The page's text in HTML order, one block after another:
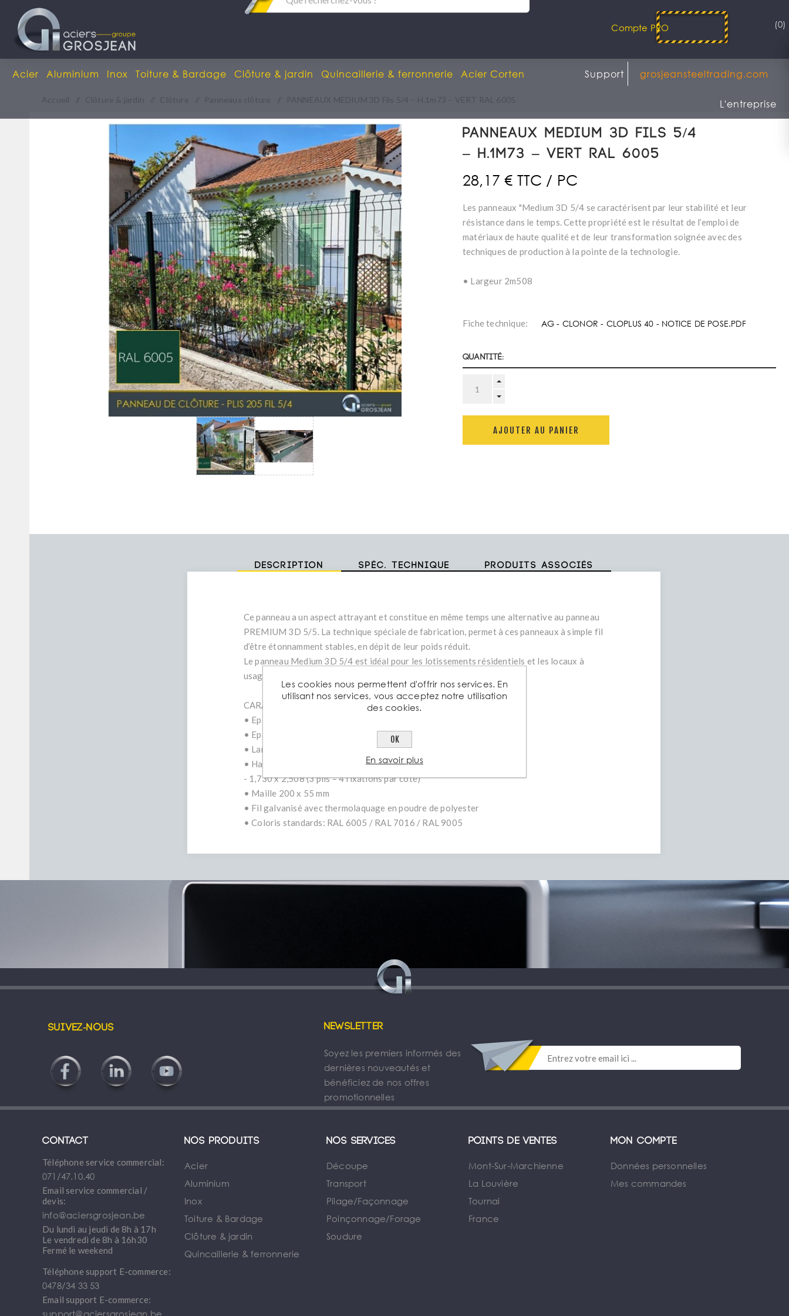
Compte PRO (0)
Acier Aluminium Inox Toiture & Bardage Clôture & jardin Quincaillerie & ferronnerie Acier Corten grosjeansteeltrading.com
Support
L'entreprise
Accueil Clôture & jardin Clôture Panneaux clôture PANNEAUX MEDIUM 3D Fils 5/4 – H.1m73 – VERT RAL 6005
PANNEAUX MEDIUM 3D Fils 5/4
– H.1m73 – VERT RAL 6005
28,17 € TTC / PC
Les panneaux "Medium 3D 5/4 se caractérisent par leur stabilité et leur
résistance dans le temps. Cette propriété est le résultat de l’emploi de
matériaux de haute qualité et de leur transformation soignée avec des
techniques de production à la pointe de la technologie.
• Largeur 2m508
Fiche technique: AG - CLONOR - CLOPLUS 40 - NOTICE DE POSE.PDF
Quantité:
AJOUTER AU PANIER
Description Spéc. technique Produits associés
Ce panneau a un aspect attrayant et constitue en même temps une alternative au panneau
PREMIUM 3D 5/5. La technique spéciale de fabrication, permet à ces panneaux à simple fil
d’être étonnamment stables, en dépit de leur poids réduit.
Le panneau Medium 3D 5/4 est idéal pour les lotissements résidentiels et les locaux à
usage professionnel.
CARACTÉRISTIQUES TECHNIQUES
• Epaisseur du fil horizontal Approx. 5 mm
• Epaisseur du fil vertical Approx. 4 mm
• Largeur 2m508
• Hauteur
- 1,730 x 2,508 (3 plis – 4 fixations par côté)
• Maille 200 x 55 mm
• Fil galvanisé avec thermolaquage en poudre de polyester
• Coloris standards: RAL 6005 / RAL 7016 / RAL 9005
Suivez-nous Newsletter
Soyez les premiers informés des
dernières nouveautés et
bénéficiez de nos offres
promotionnelles
Contact
Téléphone service commercial:
071/47.10.40
Email service commercial /
devis:
info@aciersgrosjean.be
Du lundi au jeudi de 8h à 17h
Le vendredi de 8h à 16h30
Fermé le weekend
Téléphone support E-commerce:
0478/34 33 53
Email support E-commerce:
Nos produits
Acier
Aluminium
Inox
Toiture & Bardage
Clôture & jardin
Quincaillerie & ferronnerie
Nos services
Découpe
Transport
Pilage/Façonnage
Poinçonnage/Forage
Soudure
Points de ventes
Mont-Sur-Marchienne
La Louvière
Tournai
France
Mon compte
Données personnelles
Mes commandes
Les cookies nous permettent d'offrir nos services. En
utilisant nos services, vous acceptez notre utilisation
des cookies.
OK
En savoir plus